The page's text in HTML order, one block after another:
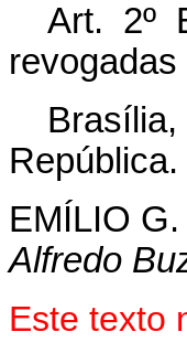
Art. 2º
República.
EMÍLIO
Alfredo
Este texto